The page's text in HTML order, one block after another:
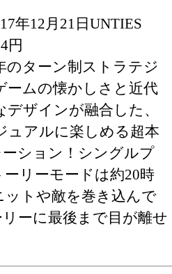
年12月21日UNTIES
円
のターン制ストラテジ
ームの懐かしさと近代
デザインが融合した、
ュアルに楽しめる超本
ション！シングルプ
リーモードは約20時
ットや敵を巻き込んで
ーに最後まで目が離せ